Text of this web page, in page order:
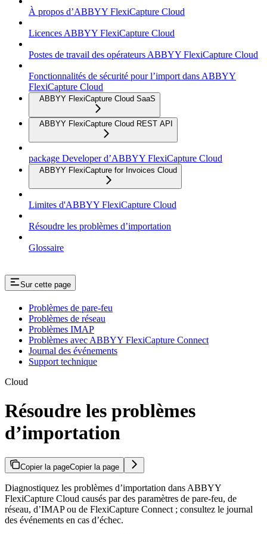
À propos d’ABBYY FlexiCapture Cloud
Licences ABBYY FlexiCapture Cloud
Postes de travail des opérateurs ABBYY FlexiCapture Cloud
Fonctionnalités de sécurité pour l’import dans ABBYY
FlexiCapture Cloud
ABBYY FlexiCapture Cloud SaaS
ABBYY FlexiCapture Cloud REST API
package Developer d’ABBYY FlexiCapture Cloud
ABBYY FlexiCapture for Invoices Cloud
Limites d'ABBYY FlexiCapture Cloud
Résoudre les problèmes d’importation
Glossaire
Sur cette page
Problèmes de pare-feu
Problèmes de réseau
Problèmes IMAP
Problèmes avec ABBYY FlexiCapture Connect
Journal des événements
Support technique
Cloud
Résoudre les problèmes
d’importation
Copier la pageCopier la page
Diagnostiquez les problèmes d’importation dans ABBYY
FlexiCapture Cloud causés par des paramètres de pare-feu, de
réseau, d’IMAP ou de FlexiCapture Connect ; consultez le journal
des événements en cas d’échec.